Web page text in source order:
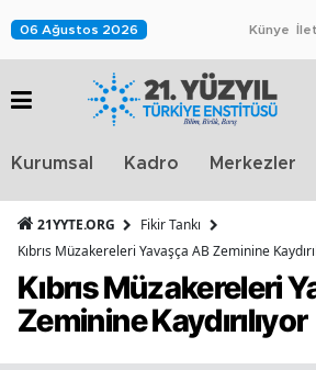
06 Ağustos 2026 Künye
Kurumsal Kadro Merkezler
21YYTE.ORG
Fikir Tankı
Kıbrıs Müzakereleri Yavaşça AB Zeminine
Kıbrıs Müzakereleri
Zeminine Kaydırılıyor